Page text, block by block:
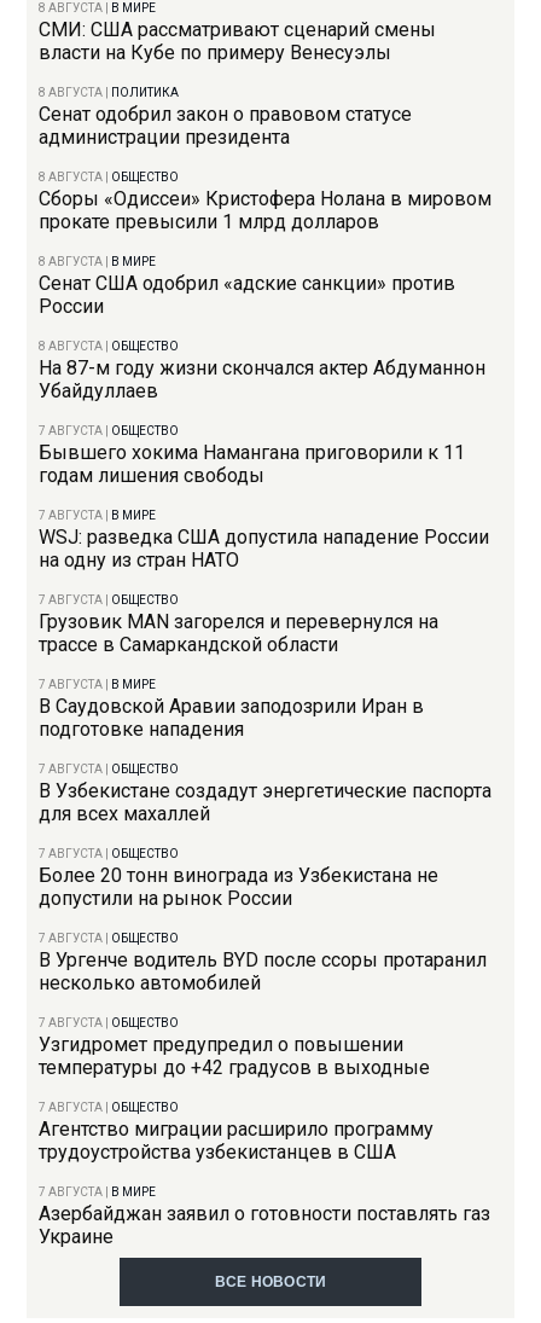
8 АВГУСТА В МИРЕ
СМИ: США рассматривают сценарий смены
власти на Кубе по примеру Венесуэлы
8 АВГУСТА ПОЛИТИКА
Сенат одобрил закон о правовом статусе
администрации президента
8 АВГУСТА ОБЩЕСТВО
Сборы «Одиссеи» Кристофера Нолана в мировом
прокате превысили 1 млрд долларов
8 АВГУСТА В МИРЕ
Сенат США одобрил «адские санкции» против
России
8 АВГУСТА ОБЩЕСТВО
На 87-м году жизни скончался актер Абдуманнон
Убайдуллаев
7 АВГУСТА ОБЩЕСТВО
Бывшего хокима Намангана приговорили к 11
годам лишения свободы
7 АВГУСТА В МИРЕ
WSJ: разведка США допустила нападение России
на одну из стран НАТО
7 АВГУСТА ОБЩЕСТВО
Грузовик MAN загорелся и перевернулся на
трассе в Самаркандской области
7 АВГУСТА В МИРЕ
В Саудовской Аравии заподозрили Иран в
подготовке нападения
7 АВГУСТА ОБЩЕСТВО
В Узбекистане создадут энергетические паспорта
для всех махаллей
7 АВГУСТА ОБЩЕСТВО
Более 20 тонн винограда из Узбекистана не
допустили на рынок России
7 АВГУСТА ОБЩЕСТВО
В Ургенче водитель BYD после ссоры протаранил
несколько автомобилей
7 АВГУСТА ОБЩЕСТВО
Узгидромет предупредил о повышении
температуры до +42 градусов в выходные
7 АВГУСТА ОБЩЕСТВО
Агентство миграции расширило программу
трудоустройства узбекистанцев в США
7 АВГУСТА В МИРЕ
Азербайджан заявил о готовности поставлять газ
Украине
ВСЕ НОВОСТИ